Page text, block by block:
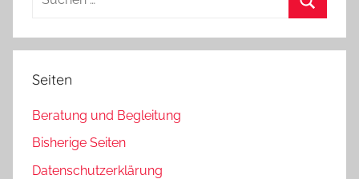
Seiten
Beratung und Begleitung
Bisherige Seiten
Datenschutzerklärung